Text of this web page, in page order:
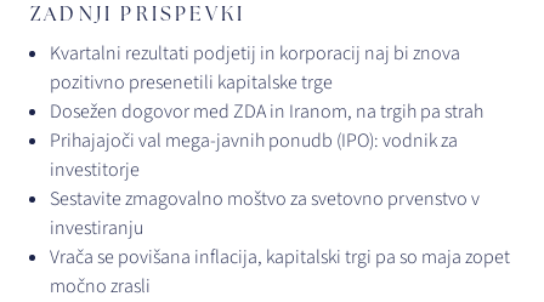
ZADNJI PRISPEVKI
Kvartalni rezultati podjetij in korporacij naj bi znova
pozitivno presenetili kapitalske trge
Dosežen dogovor med ZDA in Iranom, na trgih pa strah
Prihajajoči val mega-javnih ponudb (IPO): vodnik za
investitorje
Sestavite zmagovalno moštvo za svetovno prvenstvo v
investiranju
Vrača se povišana inflacija, kapitalski trgi pa so maja zopet
močno zrasli